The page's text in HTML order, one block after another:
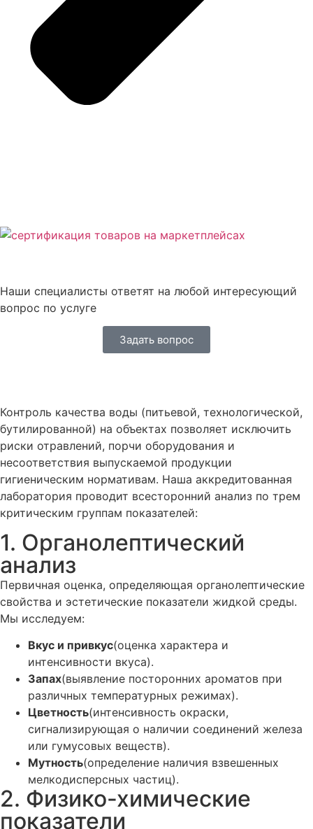
Наши специалисты ответят на любой интересующий
вопрос по услуге
Задать вопрос
Контроль качества воды (питьевой, технологической,
бутилированной) на объектах позволяет исключить
риски отравлений, порчи оборудования и
несоответствия выпускаемой продукции
гигиеническим нормативам. Наша аккредитованная
лаборатория проводит всесторонний анализ по трем
критическим группам показателей:
1. Органолептический
анализ
Первичная оценка, определяющая органолептические
свойства и эстетические показатели жидкой среды.
Мы исследуем:
Вкус и привкус(оценка характера и
интенсивности вкуса).
Запах(выявление посторонних ароматов при
различных температурных режимах).
Цветность(интенсивность окраски,
сигнализирующая о наличии соединений железа
или гумусовых веществ).
Мутность(определение наличия взвешенных
мелкодисперсных частиц).
2. Физико-химические
показатели